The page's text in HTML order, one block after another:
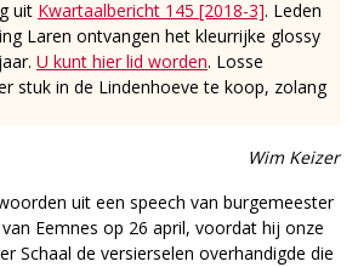
uit Kwartaalbericht 145 [2018-3]. Leden
Laren ontvangen het kleurrijke glossy
U kunt hier lid worden. Losse
stuk in de Lindenhoeve te koop, zolang
Wim Keizer
uit een speech van burgemeester
Eemnes op 26 april, voordat hij onze
Schaal de versierselen overhandigde die